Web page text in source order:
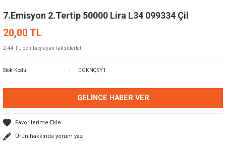
7.Emisyon 2.Tertip 50000 Lira L34 099334 Çil
20,00 TL
2,44 TL den başlayan taksitlerle!
Stok Kodu DGKNQSY1
GELINCE HABER VER
Ürün hakkında yorum yaz